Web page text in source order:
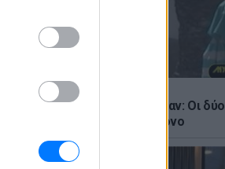
LIFESTYLE
Ζόε Σαλντάνα και Νικόλ Κίντμαν: Οι δύο
σταρ του Χόλιγουντ στη Μύκονο